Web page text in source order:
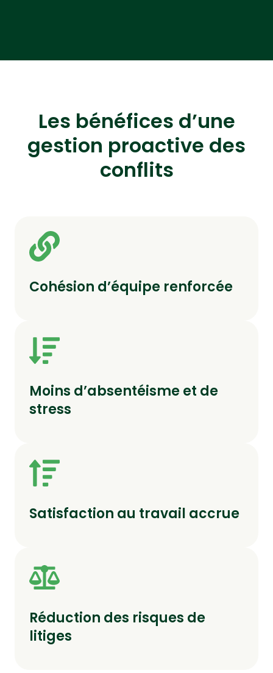
Les bénéfices d’une
gestion proactive des
conflits
Cohésion d’équipe renforcée
Moins d’absentéisme et de
stress
Satisfaction au travail accrue
Réduction des risques de
litiges